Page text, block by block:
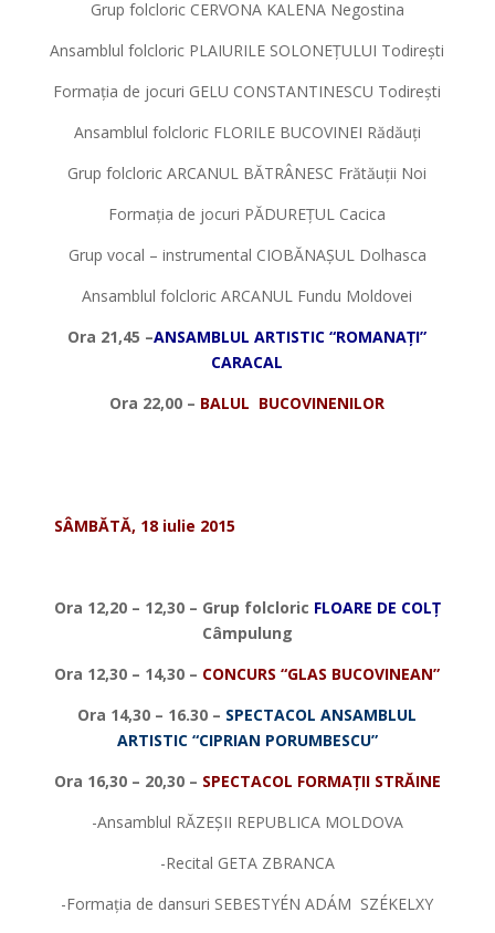
Grup folcloric CERVONA KALENA Negostina
Ansamblul folcloric PLAIURILE SOLONEȚULUI Todirești
Formația de jocuri GELU CONSTANTINESCU Todirești
Ansamblul folcloric FLORILE BUCOVINEI Rădăuți
Grup folcloric ARCANUL BĂTRÂNESC Frătăuții Noi
Formația de jocuri PĂDUREȚUL Cacica
Grup vocal – instrumental CIOBĂNAȘUL Dolhasca
Ansamblul folcloric ARCANUL Fundu Moldovei
Ora 21,45 –ANSAMBLUL ARTISTIC “ROMANAȚI”
CARACAL
Ora 22,00 – BALUL BUCOVINENILOR
SÂMBĂTĂ, 18 iulie 2015
Ora 12,20 – 12,30 – Grup folcloric FLOARE DE COLȚ
Câmpulung
Ora 12,30 – 14,30 – CONCURS “GLAS BUCOVINEAN”
Ora 14,30 – 16.30 – SPECTACOL ANSAMBLUL
ARTISTIC “CIPRIAN PORUMBESCU”
Ora 16,30 – 20,30 – SPECTACOL FORMAȚII STRĂINE
-Ansamblul RĂZEȘII REPUBLICA MOLDOVA
-Recital GETA ZBRANCA
-Formația de dansuri SEBESTYÉN ADÁM SZÉKELXY